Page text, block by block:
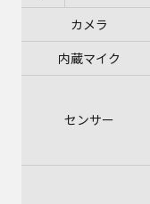
カメラ
内蔵マイク
センサー